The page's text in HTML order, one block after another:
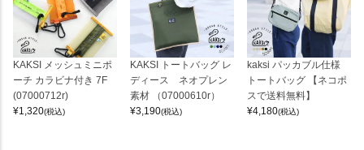
KAKSI メッシュミニポ
ーチ カラビナ付き 7F
(07000712r)
¥1,320(税込)
KAKSI トートバッグ レ
ディース ネオプレン
素材 （07000610r）
¥3,190(税込)
kaksi パッカブル仕様
トートバッグ 【ネコポ
スで送料無料】
¥4,180(税込)